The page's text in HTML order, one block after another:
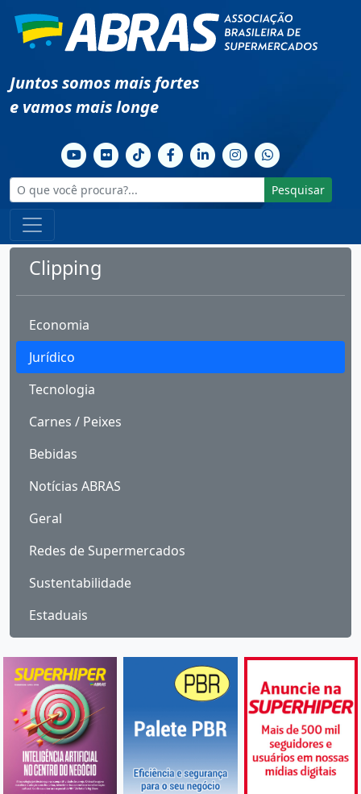
Juntos somos mais fortes
e vamos mais longe
Pesquisar
Clipping
Economia
Jurídico
Tecnologia
Carnes / Peixes
Bebidas
Notícias ABRAS
Geral
Redes de Supermercados
Sustentabilidade
Estaduais